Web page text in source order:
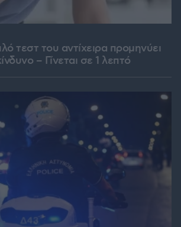
τεστ του αντίχειρα προμηνύει
– Γίνεται σε 1 λεπτό